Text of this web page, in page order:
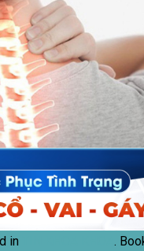
Khám
Sĩ
trị và vật liệu nha khoa
in .